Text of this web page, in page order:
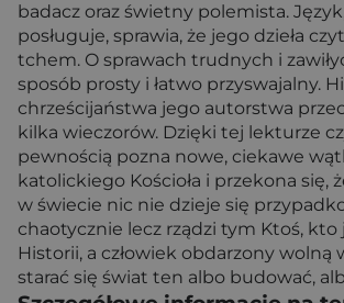
badacz oraz świetny polemista.
posługuje, sprawia, że jego dzieła
tchem. O sprawach trudnych i
sposób prosty i łatwo przyswajalny.
chrześcijaństwa jego autorstwa
kilka wieczorów. Dzięki tej lekturze
pewnością pozna nowe, ciekawe
katolickiego Kościoła i przekona się,
w świecie nic nie dzieje się
chaotycznie lecz rządzi tym Ktoś, kto
Historii, a człowiek obdarzony wolną
starać się świat ten albo budować,